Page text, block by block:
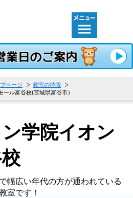
げさまで開校23周年！北海道札幌･小樽･江別･千歳･岩
ページ
教室の特徴
ール富谷校(宮城県富谷市）
学院イオン
幅広い年代の方が通われている
室です！